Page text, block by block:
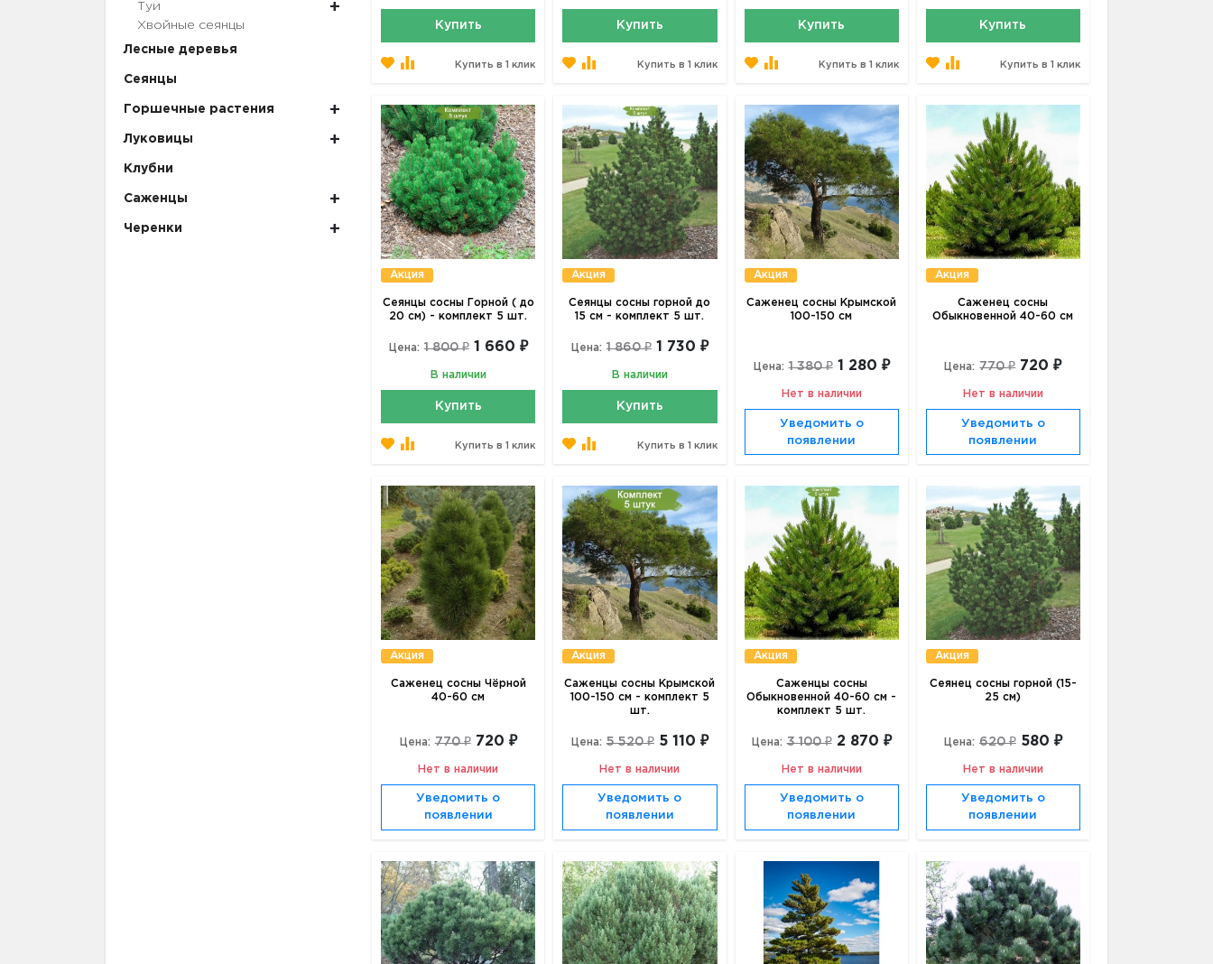
Туи
Хвойные сеянцы
Лесные деревья
Сеянцы
Горшечные растения
Луковицы
Клубни
Саженцы
Черенки
Купить
Купить в 1 клик
Купить
Купить в 1 клик
Купить
Купить в 1 клик
Купить
Купить в 1 клик
Акция
Сеянцы сосны Горной ( до
20 см) - комплект 5 шт.
Цена: 1 800 ₽ 1 660 ₽
В наличии
Купить
Купить в 1 клик
Акция
Сеянцы сосны горной до
15 см - комплект 5 шт.
Цена: 1 860 ₽ 1 730 ₽
В наличии
Купить
Купить в 1 клик
Акция
Саженец сосны Крымской
100-150 см
Цена: 1 380 ₽ 1 280 ₽
Нет в наличии
Уведомить о
появлении
Акция
Саженец сосны
Обыкновенной 40-60 см
Цена: 770 ₽ 720 ₽
Нет в наличии
Уведомить о
появлении
Акция
Саженец сосны Чёрной
40-60 см
Цена: 770 ₽ 720 ₽
Нет в наличии
Уведомить о
появлении
Акция
Саженцы сосны Крымской
100-150 см - комплект 5
шт.
Цена: 5 520 ₽ 5 110 ₽
Нет в наличии
Уведомить о
появлении
Акция
Саженцы сосны
Обыкновенной 40-60 см -
комплект 5 шт.
Цена: 3 100 ₽ 2 870 ₽
Нет в наличии
Уведомить о
появлении
Акция
Сеянец сосны горной (15-
25 см)
Цена: 620 ₽ 580 ₽
Нет в наличии
Уведомить о
появлении